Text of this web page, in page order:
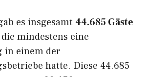
es insgesamt 44.685 Gäste
mindestens eine
in einem der
hatte. Diese 44.685